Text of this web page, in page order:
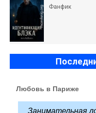
Фанфик
Любовь в Париже
Занимательная